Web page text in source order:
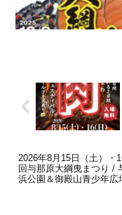
2026年8月15日（土）・
回与那原大綱曳まつり /
浜公園＆御殿山青少年広